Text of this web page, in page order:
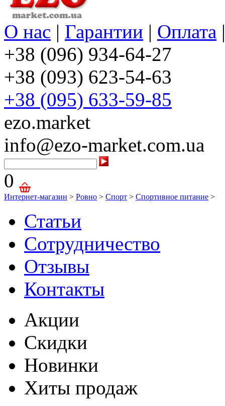
О нас | Гарантии | Оплата
+38 (096) 934-64-27
+38 (093) 623-54-63
+38 (095) 633-59-85
ezo.market
info@ezo-market.com.ua
0
Интернет-магазин > Ровно > Спорт > Спортивное питание >
Статьи
Сотрудничество
Отзывы
Контакты
Акции
Скидки
Новинки
Хиты продаж